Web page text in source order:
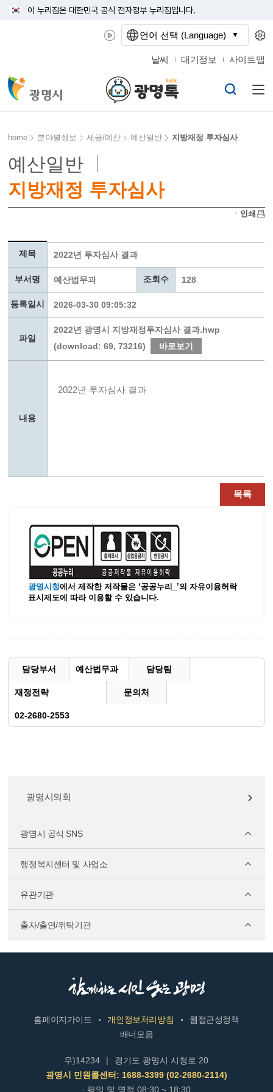
이 누리집은 대한민국 공식 전자정부 누리집입니다.
날씨 대기정보 사이트맵
home 분야별정보 세금/예산 예산일반 지방재정 투자심사
예산일반
지방재정 투자심사
ㆍ인쇄
제목 2022년 투자심사 결과
부서명 예산법무과 조회수 128
등록일시 2026-03-30 09:05:32
파일
2022년 광명시 지방재정투자심사 결과.hwp
(download: 69, 73216)
바로보기
내용
2022년 투자심사 결과
목록
광명시청에서 제작한 저작물은 ‘공공누리_’의 자유이용허락
표시제도에 따라 이용할 수 있습니다.
담당부서 예산법무과 담당팀
재정전략 문의처
02-2680-2553
광명시의회
광명시 공식 SNS
행정복지센터 및 사업소
유관기관
출자/출연/위탁기관
홈페이지가이드 개인정보처리방침
웹접근성정책
배너모음
우)14234 |
경기도 광명시 시청로 20
광명시 민원콜센터: 1688-3399 (02-2680-2114)
· 평일 및 명절 08:30 ~ 18:30
언어 선택 (Language)